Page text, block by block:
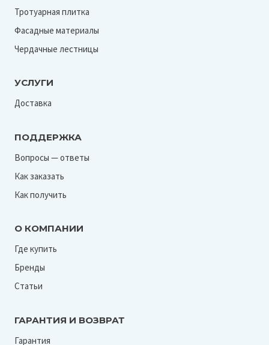
Тротуарная плитка
Фасадные материалы
Чердачные лестницы
УСЛУГИ
Доставка
ПОДДЕРЖКА
Вопросы — ответы
Как заказать
Как получить
О КОМПАНИИ
Где купить
Бренды
Статьи
ГАРАНТИЯ И ВОЗВРАТ
Гарантия